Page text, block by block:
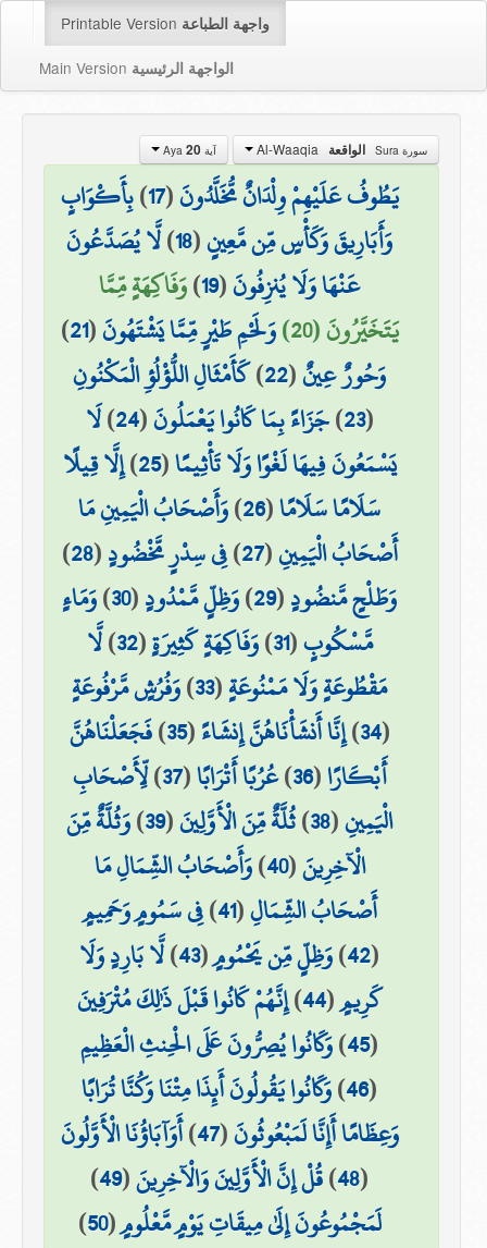
Printable Version واجهة الطباعة
Main Version الواجهة الرئيسية
سورة Sura الواقعة آية Aya20
يَطُوفُ عَلَيْهِمْ وِلْدَانٌ مُّخَلَّدُونَ(
17
)بِأَكْوَابٍ
وَأَبَارِيقَ وَكَأْسٍ مِّن مَّعِينٍ(
18
)لَّا يُصَدَّعُونَ
عَنْهَا وَلَا يُنزِفُونَ(
19
)وَفَاكِهَةٍ مِّمَّا
يَتَخَيَّرُونَ (20)
وَلَحْمِ طَيْرٍ مِّمَّا يَشْتَهُونَ(
21
)
وَحُورٌ عِينٌ(
22
)كَأَمْثَالِ اللُّؤْلُؤِ الْمَكْنُونِ
(
23
)جَزَاءً بِمَا كَانُوا يَعْمَلُونَ(
24
)لَا
يَسْمَعُونَ فِيهَا لَغْوًا وَلَا تَأْثِيمًا(
25
)إِلَّا قِيلًا
سَلَامًا سَلَامًا(
26
)وَأَصْحَابُ الْيَمِينِ مَا
أَصْحَابُ الْيَمِينِ(
27
)فِي سِدْرٍ مَّخْضُودٍ(
28
)
وَطَلْحٍ مَّنضُودٍ(
29
)وَظِلٍّ مَّمْدُودٍ(
30
)وَمَاءٍ
مَّسْكُوبٍ(
31
)وَفَاكِهَةٍ كَثِيرَةٍ(
32
)لَّا
مَقْطُوعَةٍ وَلَا مَمْنُوعَةٍ(
33
)وَفُرُشٍ مَّرْفُوعَةٍ
(
34
)إِنَّا أَنشَأْنَاهُنَّ إِنشَاءً(
35
)فَجَعَلْنَاهُنَّ
أَبْكَارًا(
36
)عُرُبًا أَتْرَابًا(
37
)لِّأَصْحَابِ
الْيَمِينِ(
38
)ثُلَّةٌ مِّنَ الْأَوَّلِينَ(
39
)وَثُلَّةٌ مِّنَ
الْآخِرِينَ(
40
)وَأَصْحَابُ الشِّمَالِ مَا
أَصْحَابُ الشِّمَالِ(
41
)فِي سَمُومٍ وَحَمِيمٍ
(
42
)وَظِلٍّ مِّن يَحْمُومٍ(
43
)لَّا بَارِدٍ وَلَا
كَرِيمٍ(
44
)إِنَّهُمْ كَانُوا قَبْلَ ذَٰلِكَ مُتْرَفِينَ
(
45
)وَكَانُوا يُصِرُّونَ عَلَى الْحِنثِ الْعَظِيمِ
(
46
)وَكَانُوا يَقُولُونَ أَئِذَا مِتْنَا وَكُنَّا تُرَابًا
وَعِظَامًا أَإِنَّا لَمَبْعُوثُونَ(
47
)أَوَآبَاؤُنَا الْأَوَّلُونَ
(
48
)قُلْ إِنَّ الْأَوَّلِينَ وَالْآخِرِينَ(
49
)
لَمَجْمُوعُونَ إِلَىٰ مِيقَاتِ يَوْمٍ مَّعْلُومٍ(
50
)